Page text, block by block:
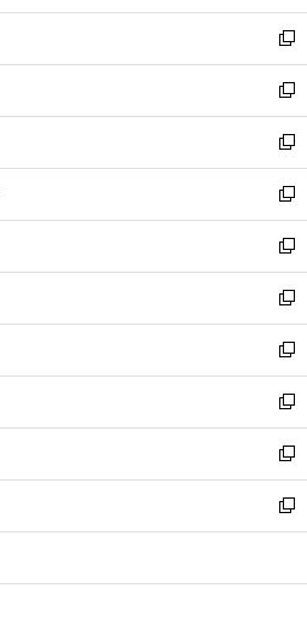
開
く
ウ
で
開
く
ン
ド
ウ
で
開
く
ウ
ィ
ン
ド
ウ
で
開
く
新
し
い
ウ
ィ
ン
ド
ウ
で
開
く
新
し
い
ウ
ィ
ン
ド
ウ
で
開
く
新
し
い
ウ
ィ
ン
ド
ウ
で
開
く
新
し
い
ウ
ィ
ン
ド
ウ
で
開
く
新
し
い
ウ
ィ
ン
ド
ウ
で
開
く
新
し
い
ウ
ィ
ン
ド
ウ
で
開
新
し
い
ウ
ィ
ン
ド
ウ
開
新
し
い
ウ
ィ
ン
ウ
新
し
い
ウ
ン
新
し
ウ